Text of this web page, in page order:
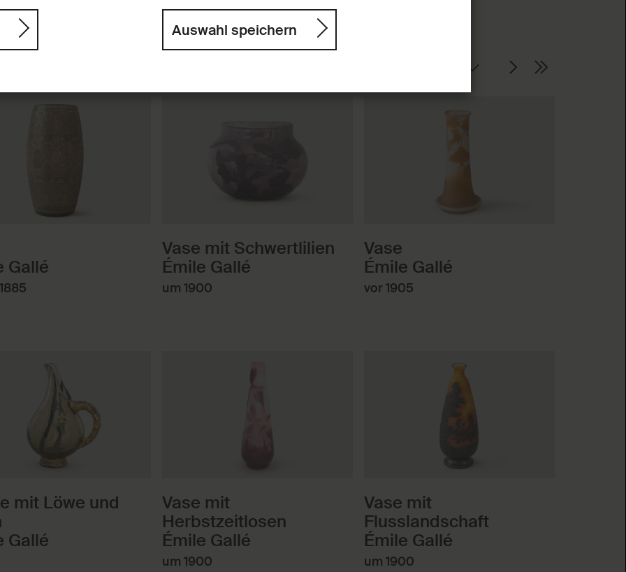
Gallé
Vase mit Schwertlilien
Émile Gallé
um 1900
Vase
Émile Gallé
vor 1905
mit Löwe und
Gallé
Vase mit
Herbstzeitlosen
Émile Gallé
um 1900
Vase mit
Flusslandschaft
Émile Gallé
um 1900
Auswahl speichern